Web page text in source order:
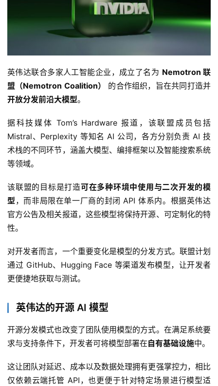
英伟达联合多家人工智能企业，成立了名为 Nemotron 联
盟（Nemotron Coalition）
的合作组织，旨在共同打造并
开放分发前沿大模型。
据科技媒体 Tom’s Hardware 报道，该联盟成员包括
Mistral、Perplexity 等知名 AI 公司，各方分别负责 AI 技
术栈的不同环节，涵盖大模型、编排框架以及智能搜索系统
等领域。
该联盟的目标是打造可在多种环境中使用与二次开发的模
型，而非局限在单一厂商的封闭 API 体系内。根据英伟达
官方公告及相关报道，这些模型将保持开源、可定制化的特
性。
对开发者而言，一个重要变化是模型的分发方式。联盟计划
通过 GitHub、Hugging Face 等渠道发布模型，让开发者
更便捷地获取与测试。
英伟达的开源 AI 模型
开源分发模式也改变了团队使用模型的方式。在满足系统要
求与支持条件下，开发者可将模型部署在自有基础设施中。
这让团队对延迟、成本以及数据处理拥有更强掌控力，相比
仅依赖云端托管 API，也更便于针对特定场景进行模型适